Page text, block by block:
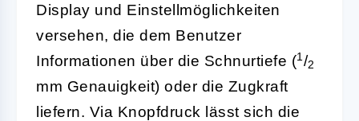
Display und Einstellmöglichkeiten
versehen, die dem Benutzer
Informationen über die Schnurtiefe (1 /2
mm Genauigkeit) oder die Zugkraft
liefern. Via Knopfdruck lässt sich die